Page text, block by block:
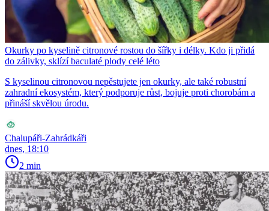
Okurky po kyselině citronové rostou do šířky i délky. Kdo ji přidá
do zálivky, sklízí baculaté plody celé léto
S kyselinou citronovou nepěstujete jen okurky, ale také robustní
zahradní ekosystém, který podporuje růst, bojuje proti chorobám a
přináší skvělou úrodu.
Chalupáři-Zahrádkáři
dnes, 18:10
2 min